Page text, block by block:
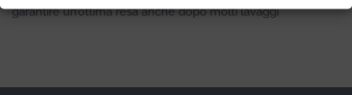
garantire un’ottima resa anche dopo molti lavaggi